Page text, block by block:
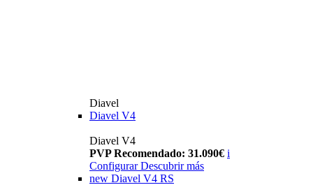
Diavel
Diavel V4
Diavel V4
PVP Recomendado: 31.090€ i
Configurar Descubrir más
new Diavel V4 RS